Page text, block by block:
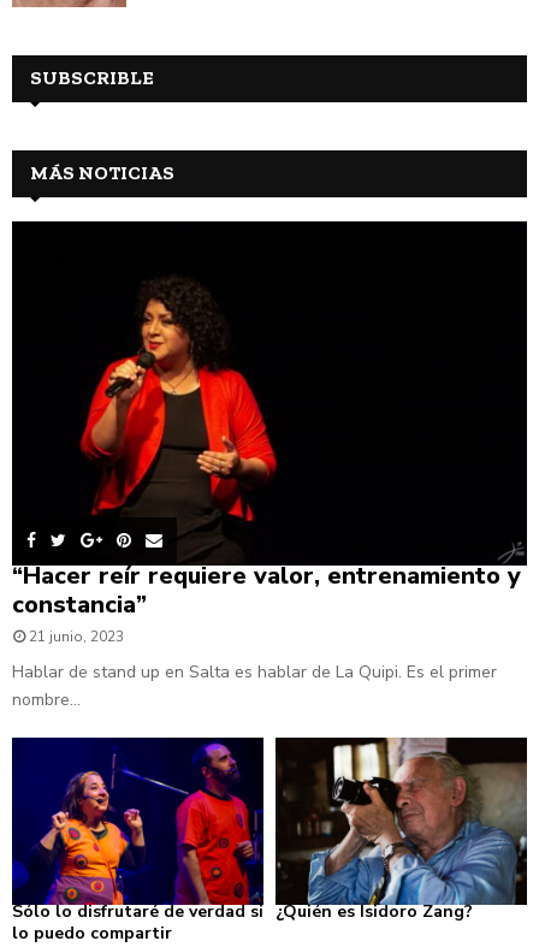
SUBSCRIBLE
MÁS NOTICIAS
“Hacer reír requiere valor, entrenamiento y
constancia”
21 junio, 2023
Hablar de stand up en Salta es hablar de La Quipi. Es el primer
nombre...
Sólo lo disfrutaré de verdad si
lo puedo compartir
¿Quién es Isidoro Zang?